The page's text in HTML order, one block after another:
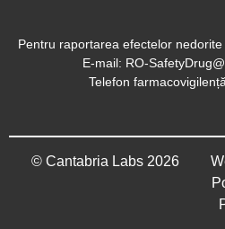
Pentru raportarea efectelor
E-mail: RO-
Telefon
© Cantabria Labs 2026